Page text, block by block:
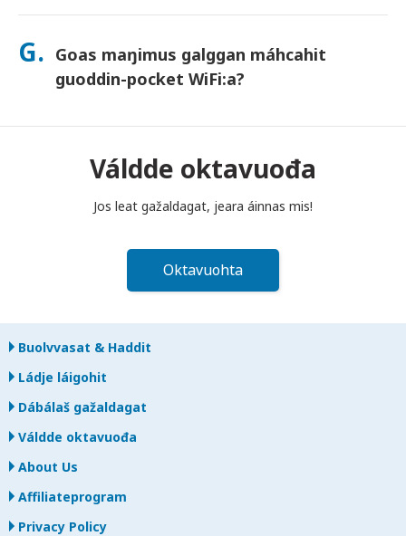
Sáhtát lasihit Goahccehusa go mávssát, mii buhtada jos
buhtadusmávssu. Juos juoga dáhpáhuvvá, váldde oktavuođa
dakkaviđe—mii veahkehit du bissut oktavuođas.
G. Goas maŋimus galggan máhcahit
guoddin-pocket WiFi:a?
maŋŋá. Jos máhcat maŋŋit, šattat máksit.
Váldde oktavuođa
Jos leat gažaldagat, jeara áinnas mis!
Oktavuohta
Buolvvasat & Haddit
Ládje láigohit
Dábálaš gažaldagat
Váldde oktavuođa
About Us
Affiliateprogram
Privacy Policy